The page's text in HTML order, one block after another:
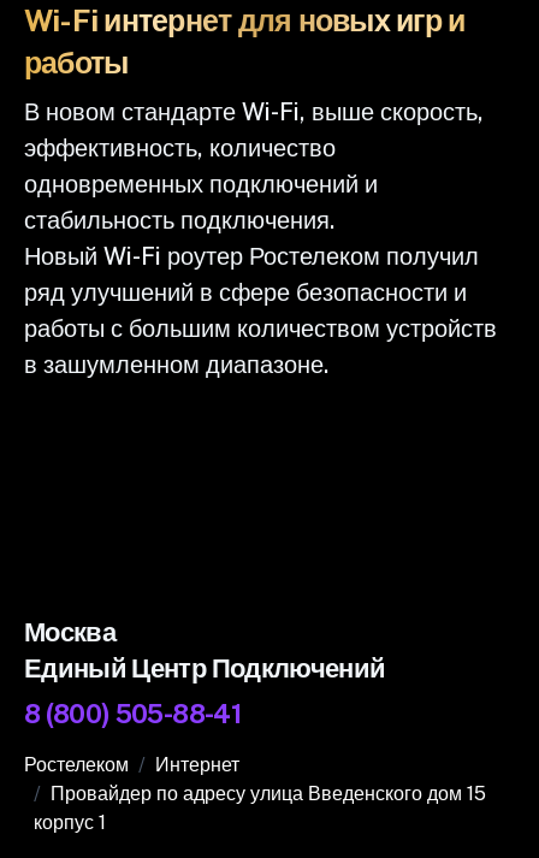
Wi-Fi интернет для новых игр и
работы
В новом стандарте Wi-Fi, выше скорость,
эффективность, количество
одновременных подключений и
стабильность подключения.
Новый Wi-Fi роутер Ростелеком получил
ряд улучшений в сфере безопасности и
работы с большим количеством устройств
в зашумленном диапазоне.
Москва
Единый Центр Подключений
8 (800) 505-88-41
Ростелеком
Интернет
Провайдер по адресу улица Введенского дом 15
корпус 1